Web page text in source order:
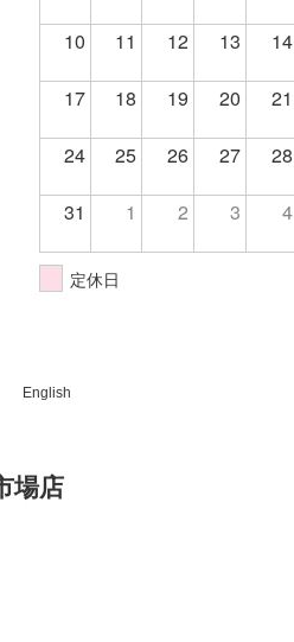
10 11 12 13 14
17 18 19 20 21
24 25 26 27 28
31 1 2 3 4
定休日
English
場店